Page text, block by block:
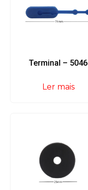
Terminal – 5046
Ler mais